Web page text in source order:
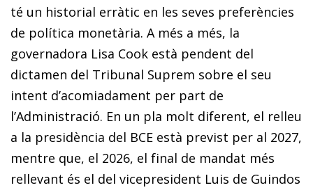
té un historial erràtic en les seves preferències
de política monetària. A més a més, la
governadora Lisa Cook està pendent del
dictamen del Tribunal Suprem sobre el seu
intent d’acomiadament per part de
l’Administració. En un pla molt diferent, el relleu
a la presidència del BCE està previst per al 2027,
mentre que, el 2026, el final de mandat més
rellevant és el del vicepresident Luis de Guindos